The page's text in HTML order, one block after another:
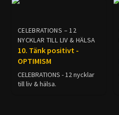
CELEBRATIONS – 12
NYCKLAR TILL LIV & HÄLSA
10. Tänk positivt -
OPTIMISM
CELEBRATIONS - 12 nycklar
till liv & hälsa.